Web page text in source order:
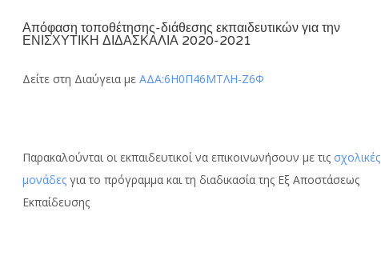
Απόφαση τοποθέτησης-διάθεσης εκπαιδευτικών για την
ΕΝΙΣΧΥΤΙΚΗ ΔΙΔΑΣΚΑΛΙΑ 2020-2021
Δείτε στη Διαύγεια μεΑΔΑ:6Η0Π46ΜΤΛΗ-Ζ6Φ
Παρακαλούνται οι εκπαιδευτικοί να επικοινωνήσουν με τιςσχολικές
μονάδες για το πρόγραμμα και τη διαδικασία της Εξ Αποστάσεως
Εκπαίδευσης